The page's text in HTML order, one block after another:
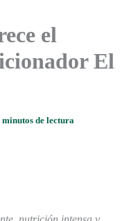
el
El
minutos de lectura